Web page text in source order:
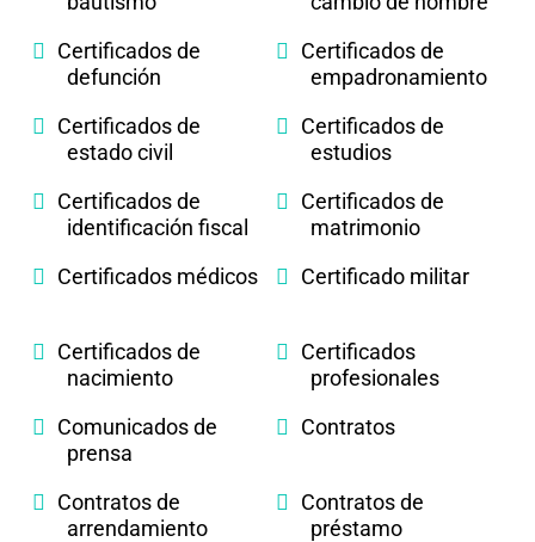
Certificados de
defunción
Certificados de
empadronamiento
Certificados de
estado civil
Certificados de
estudios
Certificados de
identificación fiscal
Certificados de
matrimonio
Certificados médicos
Certificado militar
Certificados de
nacimiento
Certificados
profesionales
Comunicados de
prensa
Contratos
Contratos de
arrendamiento
Contratos de
préstamo